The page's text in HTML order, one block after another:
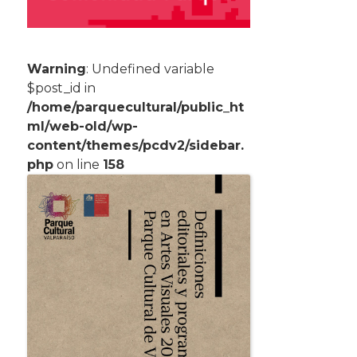
Warning: Undefined variable
$post_id in
/home/parquecultural/public_ht
ml/web-old/wp-
content/themes/pcdv2/sidebar.
php on line 158